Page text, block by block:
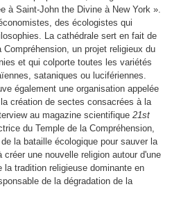
à Saint-John the Divine à New York ».
des écologistes qui
La cathédrale sert en fait de
un projet religieux du
et qui colporte toutes les variétés
sataniques ou lucifériennes.
également une organisation appelée
création de sectes consacrées à la
au magazine scientifique 21st
du Temple de la Compréhension,
la bataille écologique pour sauver la
une nouvelle religion autour d'une
tradition religieuse dominante en
de la dégradation de la